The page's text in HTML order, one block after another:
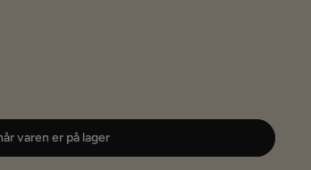
varen er på lager